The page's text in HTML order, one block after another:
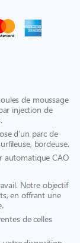
de moussage
injection de
d’un parc de
bordeuse.
automatique CAO
Notre objectif
en offrant une
de celles